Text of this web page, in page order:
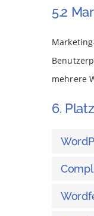
5.2
mehrere
6.